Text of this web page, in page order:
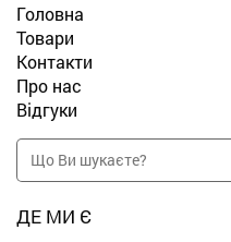
Головна
Товари
Контакти
Про нас
Відгуки
ДЕ МИ Є